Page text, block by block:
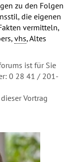
zu den Folgen
die eigenen
vermitteln,
vhs, Altes
ist für Sie
0 28 41 / 201-
Vortrag